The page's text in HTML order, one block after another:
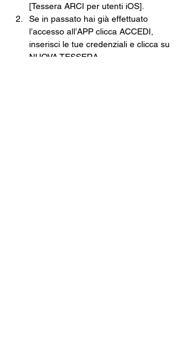
[Tessera ARCI per utenti iOS].
Se in passato hai già effettuato
l’accesso all’APP clicca ACCEDI,
inserisci le tue credenziali e clicca su
NUOVA TESSERA.